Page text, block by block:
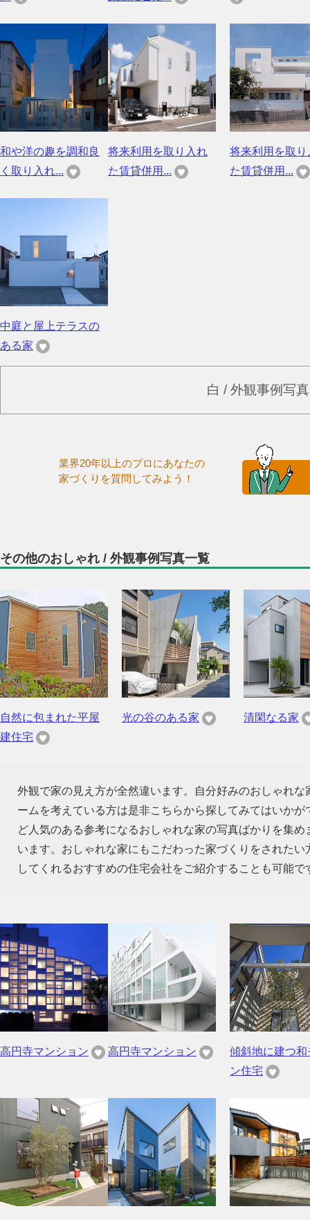
和や洋の趣を調和良
く取り入れ...
将来利用を取り入れ
た賃貸併用...
将来利用を取り
た賃貸併用...
中庭と屋上テラスの
ある家
白 / 外観事例写
業界20年以上のプロにあなたの
家づくりを質問してみよう！
その他のおしゃれ / 外観事例写真一覧
自然に包まれた平屋
建住宅
光の谷のある家 清閑なる家
外観で家の見え方が全然違います。自分好みのおしゃれ
ームを考えている方は是非こちらから探してみてはいか
ど人気のある参考になるおしゃれな家の写真ばかりを集
います。おしゃれな家にもこだわった家づくりをされた
してくれるおすすめの住宅会社をご紹介することも可能で
高円寺マンション 高円寺マンション
傾斜地に建つ和
ン住宅